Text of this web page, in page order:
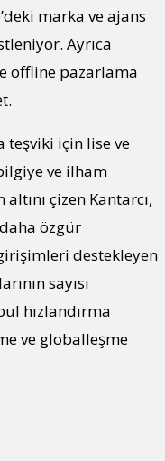
marka ve ajans
Ayrıca
offline pazarlama
teşviki için lise ve
ve ilham
çizen Kantarcı,
daha özgür
destekleyen
sayısı
hızlandırma
ve globalleşme